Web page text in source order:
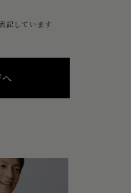
記しています